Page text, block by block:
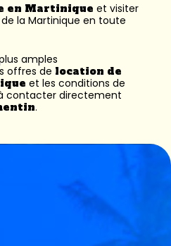
en Martinique et visiter
la Martinique en toute
amples
offres de location de
et les conditions de
contacter directement
.